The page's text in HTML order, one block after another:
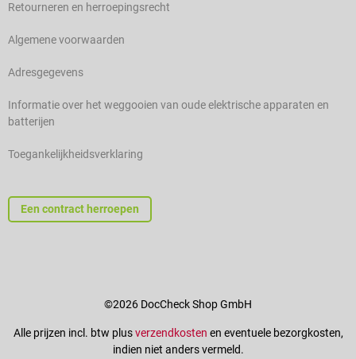
Retourneren en herroepingsrecht
Algemene voorwaarden
Adresgegevens
Informatie over het weggooien van oude elektrische apparaten en
batterijen
Toegankelijkheidsverklaring
Een contract herroepen
©2026 DocCheck Shop GmbH
Alle prijzen incl. btw plusverzendkosten en eventuele bezorgkosten,
indien niet anders vermeld.